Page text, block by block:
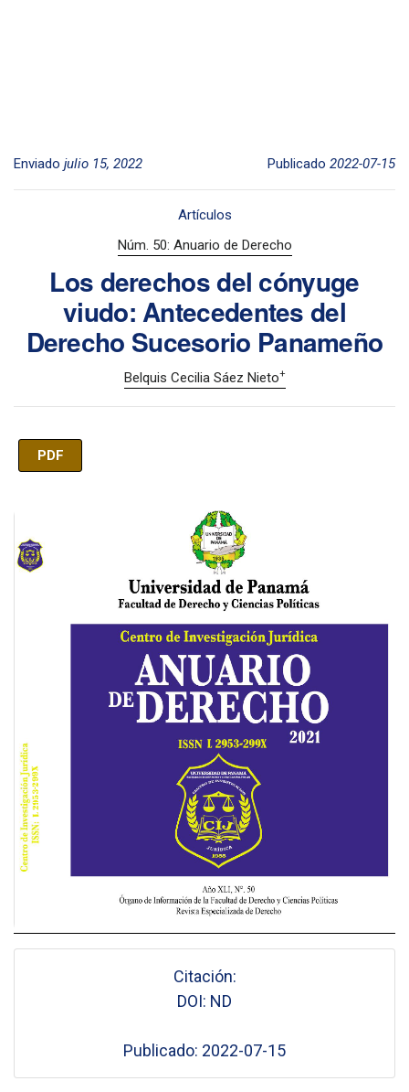
Enviado julio 15, 2022 Publicado 2022-07-15
Artículos
Núm. 50: Anuario de Derecho
Los derechos del cónyuge
viudo: Antecedentes del
Derecho Sucesorio Panameño
Belquis Cecilia Sáez Nieto+
PDF
Imagen de portada
Citación:
DOI: ND
Publicado: 2022-07-15